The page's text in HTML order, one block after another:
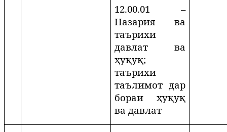
12.00.01 –
Назария ва
таърихи
давлат ва
ҳуқуқ;
таърихи
таълимот дар
бораи ҳуқуқ
ва давлат